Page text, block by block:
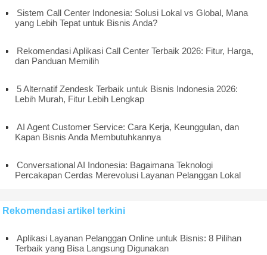
Sistem Call Center Indonesia: Solusi Lokal vs Global, Mana
yang Lebih Tepat untuk Bisnis Anda?
Rekomendasi Aplikasi Call Center Terbaik 2026: Fitur, Harga,
dan Panduan Memilih
5 Alternatif Zendesk Terbaik untuk Bisnis Indonesia 2026:
Lebih Murah, Fitur Lebih Lengkap
AI Agent Customer Service: Cara Kerja, Keunggulan, dan
Kapan Bisnis Anda Membutuhkannya
Conversational AI Indonesia: Bagaimana Teknologi
Percakapan Cerdas Merevolusi Layanan Pelanggan Lokal
Rekomendasi artikel terkini
Aplikasi Layanan Pelanggan Online untuk Bisnis: 8 Pilihan
Terbaik yang Bisa Langsung Digunakan